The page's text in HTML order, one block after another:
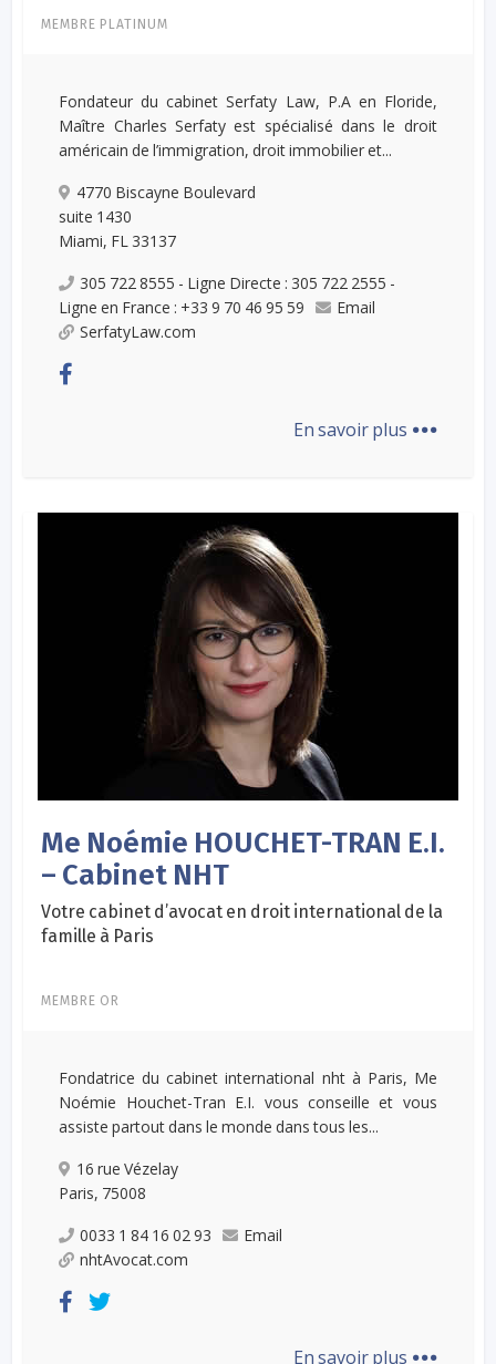
MEMBRE PLATINUM
Fondateur du cabinet Serfaty Law, P.A en Floride,
Maître Charles Serfaty est spécialisé dans le droit
américain de l’immigration, droit immobilier et...
4770 Biscayne Boulevard
suite 1430
Miami, FL 33137
305 722 8555 - Ligne Directe : 305 722 2555 -
Ligne en France : +33 9 70 46 95 59
Email
SerfatyLaw.com
En savoir plus ...
Me Noémie HOUCHET-TRAN E.I.
– Cabinet NHT
Votre cabinet d’avocat en droit international de la
famille à Paris
MEMBRE OR
Fondatrice du cabinet international nht à Paris, Me
Noémie Houchet-Tran E.I. vous conseille et vous
assiste partout dans le monde dans tous les...
16 rue Vézelay
Paris, 75008
0033 1 84 16 02 93
Email
nhtAvocat.com
En savoir plus ...